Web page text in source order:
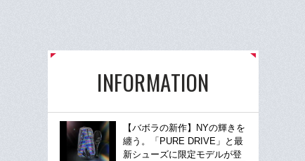
INFORMATION
【バボラの新作】NYの輝きを
纏う。「PURE DRIVE」と最
新シューズに限定モデルが登